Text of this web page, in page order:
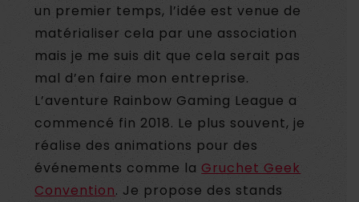
un premier temps, l’idée est venue de
matérialiser cela par une association
mais je me suis dit que cela serait pas
mal d’en faire mon entreprise.
L’aventure Rainbow Gaming League a
commencé fin 2018. Le plus souvent, je
réalise des animations pour des
événements comme la Gruchet Geek
Convention. Je propose des stands